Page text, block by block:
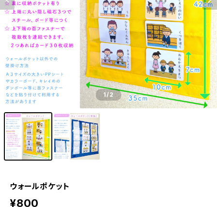
1/2
ウォールポケット
¥800